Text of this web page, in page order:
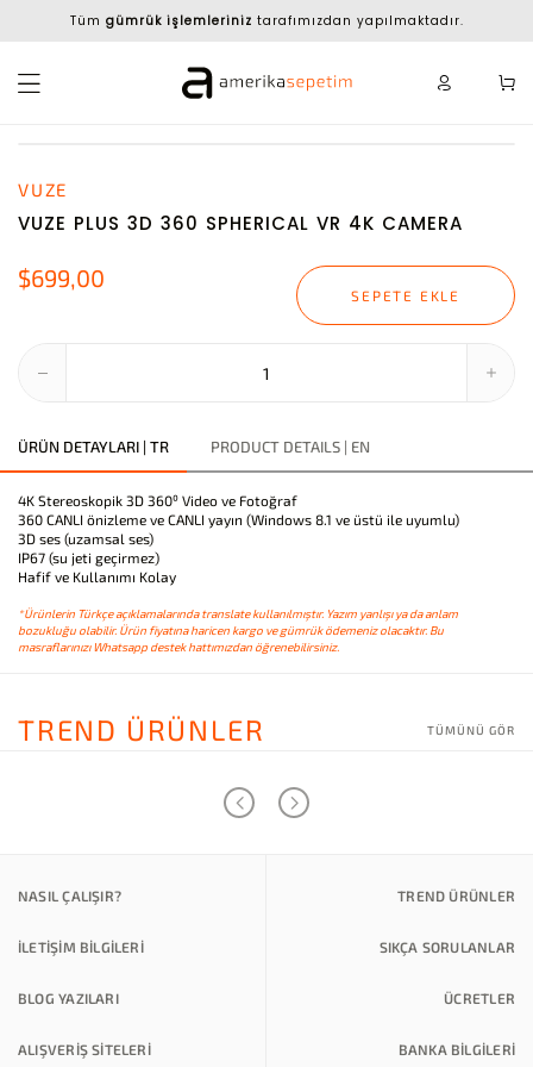
Tüm gümrük işlemleriniz tarafımızdan yapılmaktadır.
VUZE
VUZE PLUS 3D 360 SPHERICAL VR 4K CAMERA
$699,00
SEPETE EKLE
ÜRÜN DETAYLARI | TR PRODUCT DETAILS | EN
4K Stereoskopik 3D 360⁰ Video ve Fotoğraf
360 CANLI önizleme ve CANLI yayın (Windows 8.1 ve üstü ile uyumlu)
3D ses (uzamsal ses)
IP67 (su jeti geçirmez)
Hafif ve Kullanımı Kolay
*Ürünlerin Türkçe açıklamalarında translate kullanılmıştır. Yazım yanlışı ya da anlam
bozukluğu olabilir. Ürün fiyatına haricen kargo ve gümrük ödemeniz olacaktır. Bu
masraflarınızı Whatsapp destek hattımızdan öğrenebilirsiniz.
TREND ÜRÜNLER TÜMÜNÜ GÖR
NASIL ÇALIŞIR? TREND ÜRÜNLER
İLETİŞİM BİLGİLERİ SIKÇA SORULANLAR
BLOG YAZILARI ÜCRETLER
ALIŞVERİŞ SİTELERİ BANKA BILGILERI